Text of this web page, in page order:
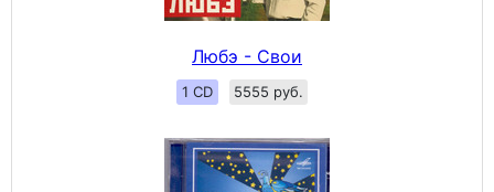
Любэ - Свои
1 CD 5555 руб.